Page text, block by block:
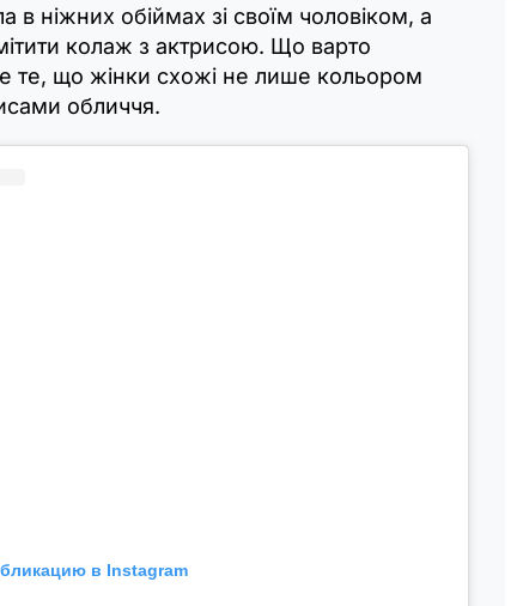
в ніжних обіймах зі своїм чоловіком, а
колаж з актрисою. Що варто
те, що жінки схожі не лише кольором
обличчя.
в Instagram